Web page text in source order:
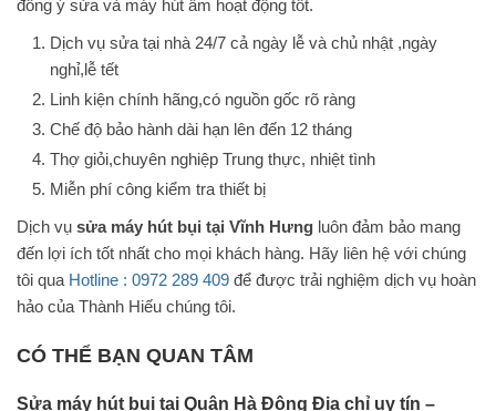
đồng ý sửa và máy hút ẩm hoạt động tốt.
Dịch vụ sửa tại nhà 24/7 cả ngày lễ và chủ nhật ,ngày
nghỉ,lễ tết
Linh kiện chính hãng,có nguồn gốc rõ ràng
Chế độ bảo hành dài hạn lên đến 12 tháng
Thợ giỏi,chuyên nghiệp Trung thực, nhiệt tình
Miễn phí công kiểm tra thiết bị
Dịch vụ sửa máy hút bụi tại Vĩnh Hưng luôn đảm bảo mang
đến lợi ích tốt nhất cho mọi khách hàng. Hãy liên hệ với chúng
tôi qua Hotline : 0972 289 409 để được trải nghiệm dịch vụ hoàn
hảo của Thành Hiếu chúng tôi.
CÓ THỂ BẠN QUAN TÂM
Sửa máy hút bụi tại Quận Hà Đông Địa chỉ uy tín –